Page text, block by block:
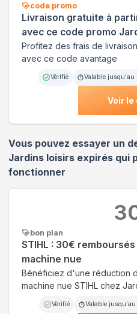
code promo
Livraison gratuite à
avec ce code promo
Profitez des frais de
avec ce code avantage
Vérifié Valable jusqu'au
Voir le
Vous pouvez essayer un
Jardins loisirs expirés qui
fonctionner
bon plan
STIHL : 30€
machine nue
Bénéficiez d'une réduction
machine nue STIHL chez
Vérifié Valable jusqu'au